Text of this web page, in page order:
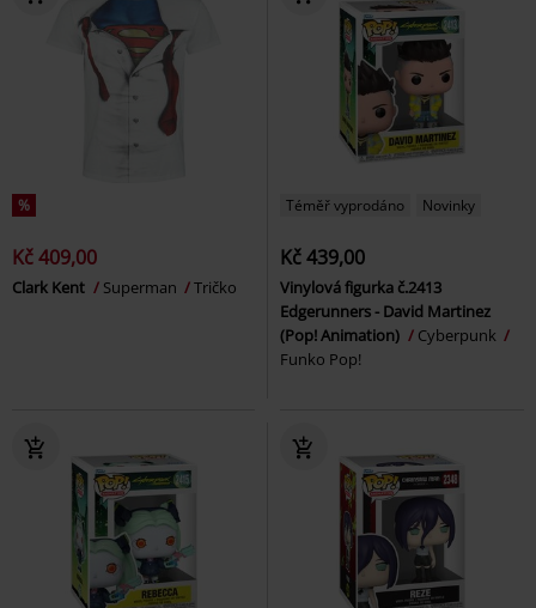
%
Kč 409,00
Clark Kent Superman Tričko
Téměř vyprodáno Novinky
Kč 439,00
Vinylová figurka č.2413
Edgerunners - David Martinez
(Pop! Animation)
Cyberpunk
Funko Pop!